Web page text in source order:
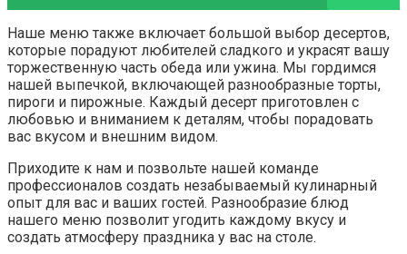
Наше меню также включает большой выбор десертов,
которые порадуют любителей сладкого и украсят вашу
торжественную часть обеда или ужина. Мы гордимся
нашей выпечкой, включающей разнообразные торты,
пироги и пирожные. Каждый десерт приготовлен с
любовью и вниманием к деталям, чтобы порадовать
вас вкусом и внешним видом.
Приходите к нам и позвольте нашей команде
профессионалов создать незабываемый кулинарный
опыт для вас и ваших гостей. Разнообразие блюд
нашего меню позволит угодить каждому вкусу и
создать атмосферу праздника у вас на столе.